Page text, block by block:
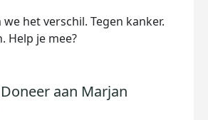
het verschil. Tegen kanker.
Help je mee?
Doneer aan Marjan